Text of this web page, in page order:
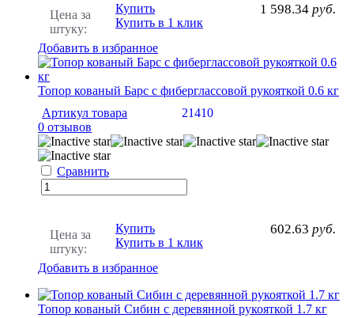
Цена за
штуку:
1 598.34 руб.
Купить
Купить в 1 клик
Добавить в избранное
Топор кованый Барс с фиберглассовой рукояткой 0.6 кг
Артикул товара
21410
0 отзывов
Сравнить
Цена за
штуку:
602.63 руб.
Купить
Купить в 1 клик
Добавить в избранное
Топор кованый Сибин с деревянной рукояткой 1.7 кг